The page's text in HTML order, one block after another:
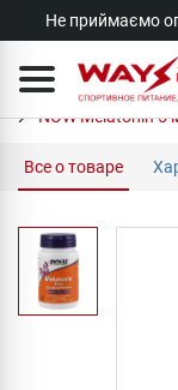
Не приймаємо
NOW Melatonin 5
Все о товаре